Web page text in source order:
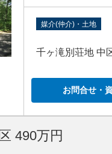
媒介(仲介)・土地
千ヶ滝別荘地 中
お問合せ・
490万円